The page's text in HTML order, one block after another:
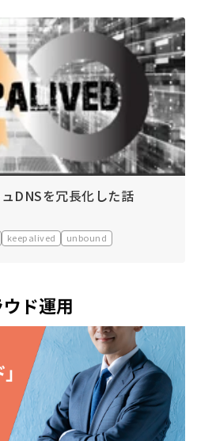
DNSを冗長化した話
keepalived unbound
ド運用